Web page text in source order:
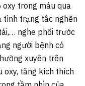
oxy trong máu qua
tình trạng tắc nghẽn
nghe phổi trước
người bệnh có
xuyên trên
oxy, tăng kích thích